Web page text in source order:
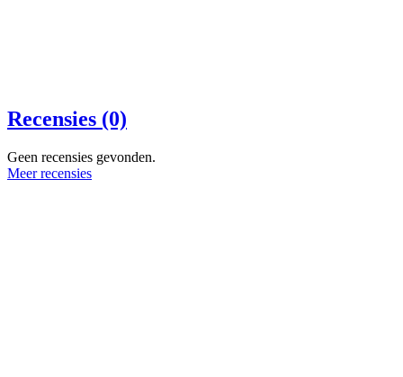
Recensies (0)
Geen recensies gevonden.
Meer recensies